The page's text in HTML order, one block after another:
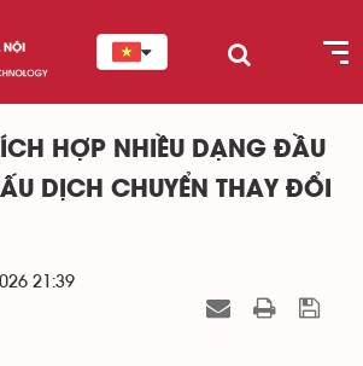
HỢP NHIỀU DẠNG ĐẦU
DỊCH CHUYỂN THAY ĐỔI
21:39